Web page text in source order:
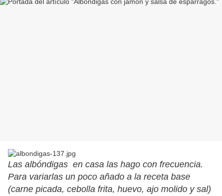
Las albóndigas en casa las hago con frecuencia.
Para variarlas un poco añado a la receta base
(carne picada, cebolla frita, huevo, ajo molido y sal)